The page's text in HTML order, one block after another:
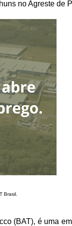
no Agreste de
Brasil.
(BAT), é uma